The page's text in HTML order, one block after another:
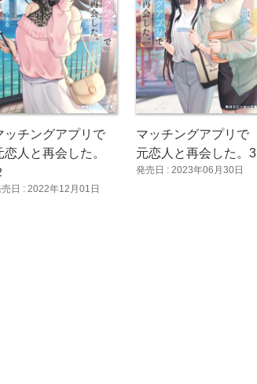
ッチングアプリで
恋人と再会した。
日 : 2022年12月01日
マッチングアプリで
元恋人と再会した。3
発売日 : 2023年06月30日